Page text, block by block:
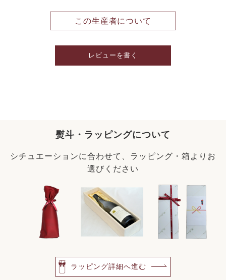
この生産者について
レビューを書く
熨斗・ラッピングについて
シチュエーションに合わせて、ラッピング・箱よりお
選びください
ラッピング詳細へ進む